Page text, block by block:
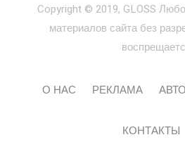
Copyright © 2019, GLOSS
материалов сайта без
О НАС РЕКЛАМА
КОНТАКТЫ